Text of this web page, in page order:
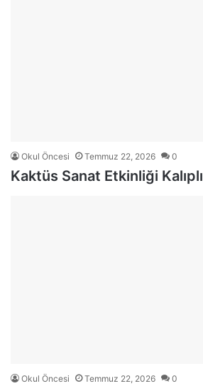
Okul Öncesi Temmuz 22, 2026 0
Kaktüs Sanat Etkinliği Kalıplı
Okul Öncesi Temmuz 22, 2026 0